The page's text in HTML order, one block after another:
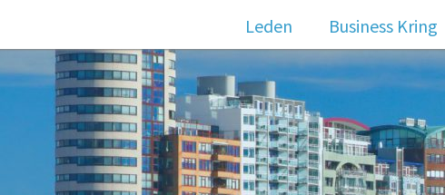
Stuur
Leden Business Kring